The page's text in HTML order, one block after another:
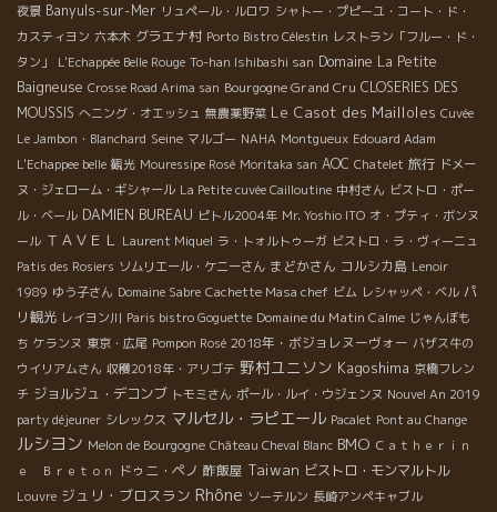
夜景 Banyuls-sur-Mer リュペール・ルロワ シャトー・プピーユ・コート・ド・
カスティヨン 六本木 グラエナ村 Porto Bistro Célestin レストラン「フルー・ド・
タン」
L'Echappée Belle Rouge To-han Ishibashi san Domaine La Petite
Baigneuse Crosse Road Arima san Bourgogne Grand Cru CLOSERIES DES
MOUSSIS へニング・オエッシュ 無農薬野菜 Le Casot des Mailloles Cuvée
Le Jambon・Blanchard Seine マルゴー NAHA Montgueux Edouard Adam
L'Echappee belle 観光 Mouressipe Rosé Moritaka san AOC Chatelet 旅行 ドメー
ヌ・ジェローム・ギシャール La Petite cuvée Cailloutine 中村さん ビストロ・ポー
ル・ベール DAMIEN BUREAU ピトル2004年 Mr. Yoshio ITO オ・プティ・ボンヌ
ール ＴＡＶＥＬ Laurent Miquel ラ・トォルトゥーガ ビストロ・ラ・ヴィーニュ
Patis des Rosiers ソムリエール・ケニーさん まどかさん コルシカ島 Lenoir
1989 ゆう子さん Domaine Sabre Cachette Masa chef ビム レシャッペ・ベル パ
リ観光 レイヨン川 Paris bistro Goguette Domaine du Matin Calme じゃんぼも
ち ケランヌ 東京・広尾 Pompon Rosé 2018年・ボジョレヌーヴォー バザス牛の
ウイリアムさん 収穫2018年・アリゴテ 野村ユニソン Kagoshima 京橋フレン
チ ジョルジュ・デコンブ トモミさん ポール・ルイ・ウジェンヌ Nouvel An 2019
party déjeuner シレックス マルセル・ラピエール Pacalet Pont au Change
ルシヨン Melon de Bourgogne Château Cheval Blanc BMO Ｃａｔｈｅｒｉｎ
ｅ Ｂｒｅｔｏｎ
ドゥニ・ペノ 酢飯屋 Taiwan ビストロ・モンマルトル
Louvre ジュリ・ブロスラン Rhône ソーテルン 長崎アンペキャブル